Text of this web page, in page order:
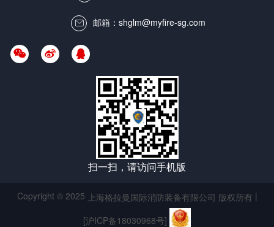
 邮箱：shglm@myfire-sg.com
  
扫一扫，请访问手机版
Copyright © 2025 上海格拉曼国际消防装备有限公司 版权所有 |
[沪ICP备18030968号]